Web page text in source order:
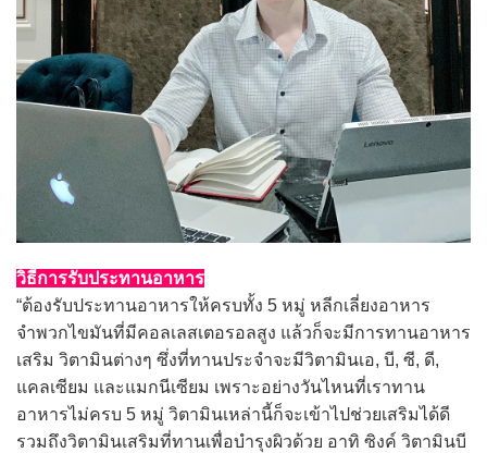
วิธีการรับประทานอาหาร
“ต้องรับประทานอาหารให้ครบทั้ง 5 หมู่ หลีกเลี่ยงอาหาร
จำพวกไขมันที่มีคอลเลสเตอรอลสูง แล้วก็จะมีการทานอาหาร
เสริม วิตามินต่างๆ ซึ่งที่ทานประจำจะมีวิตามินเอ, บี, ซี, ดี,
แคลเซียม และแมกนีเซียม เพราะอย่างวันไหนที่เราทาน
อาหารไม่ครบ 5 หมู่ วิตามินเหล่านี้ก็จะเข้าไปช่วยเสริมได้ดี
รวมถึงวิตามินเสริมที่ทานเพื่อบำรุงผิวด้วย อาทิ ซิงค์ วิตามินบี